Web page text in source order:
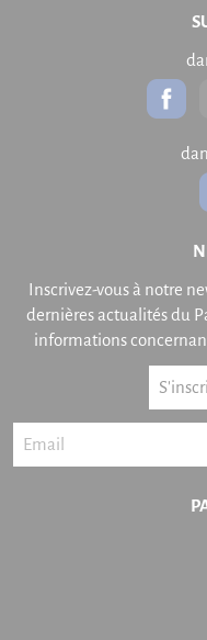
Inscrivez-vous à notre
dernières actualités du
informations